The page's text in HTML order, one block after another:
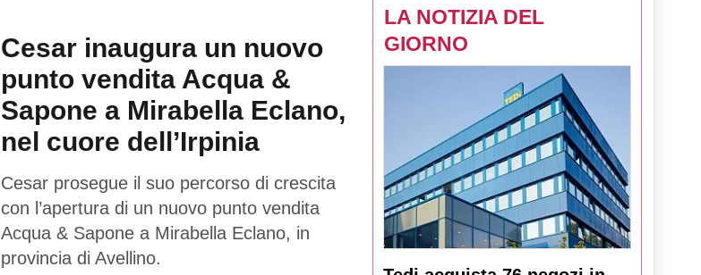
Cesar inaugura un nuovo
punto vendita Acqua &
Sapone a Mirabella Eclano,
nel cuore dell’Irpinia
Cesar prosegue il suo percorso di crescita
con l’apertura di un nuovo punto vendita
Acqua & Sapone a Mirabella Eclano, in
provincia di Avellino.
LA NOTIZIA DEL
GIORNO